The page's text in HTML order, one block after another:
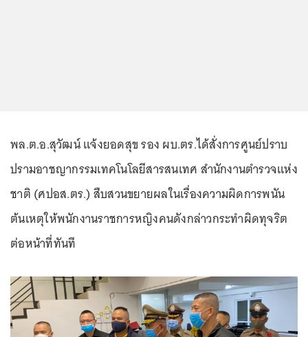
พล.ต.อ.สุวัฒน์ แจ้งยอดสุข รอง ผบ.ตร.ได้สั่งการศูนย์ปราบ
ปรามอาชญากรรมเทคโนโลยีสารสนเทศ สำนักงานตำรวจแห่ง
ชาติ (ศปอส.ตร.) สืบสวนขยายผลในเรื่องความผิดการพนัน
ต้นเหตุให้พนักงานราชการหญิงคนดังกล่าวกระทำผิดทุจริต
ต่อหน้าที่ทันที